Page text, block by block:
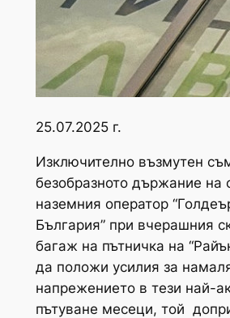
25.07.2025 г.
Изключително възмутен
безобразното държание на
наземния оператор
България” при вчерашния
багаж на пътничка на
да положи усилия за
напрежението в тези най-
пътуване месеци, той